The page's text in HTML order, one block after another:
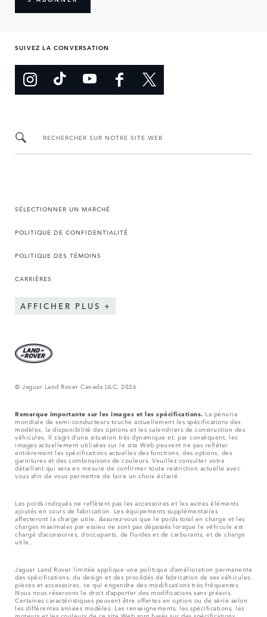
SUIVEZ LA CONVERSATION
RECHERCHER SUR NOTRE SITE WEB
SÉLECTIONNER UN MARCHÉ
POLITIQUE DE CONFIDENTIALITÉ
POLITIQUE DES TÉMOINS
CARRIÈRES
AFFICHER PLUS
© Jaguar Land Rover Canada ULC, 2026
Remarque importante sur les images et les spécifications. La pénurie
mondiale de semi-conducteurs touche actuellement les spécifications des
modèles, la disponibilité des options et les calendriers de construction des
véhicules. Il s’agit d’une situation très dynamique et, par conséquent, les
images actuellement utilisées sur le site Web peuvent ne pas refléter
entièrement les spécifications actuelles des fonctions, des options, des
garnitures et des combinaisons de couleurs. Veuillez consulter votre
détaillant qui sera en mesure de confirmer toute restriction actuelle avec
vous afin de vous permettre de faire un choix éclairé.
Les poids indiqués ne reflètent pas les accessoires et les autres éléments
ajoutés en cours de fabrication. Les équipements supplémentaires
affecteront la charge utile. Assurez-vous que le poids total en charge et les
charges maximales par essieu ne sont pas dépassés lorsque le véhicule est
chargé d’accessoires, d’occupants, de fluides et de carburants, et de charge
utile.
Jaguar Land Rover limitée applique une politique d’amélioration permanente
des spécifications, du design et des procédés de fabrication de ses véhicules,
pièces et accessoires, ce qui engendre des modifications très fréquentes.
Nous nous réservons le droit d’apporter des modifications sans préavis.
Certaines caractéristiques peuvent être offertes en option ou de série selon
les différentes années modèles. Les renseignements, les spécifications, les